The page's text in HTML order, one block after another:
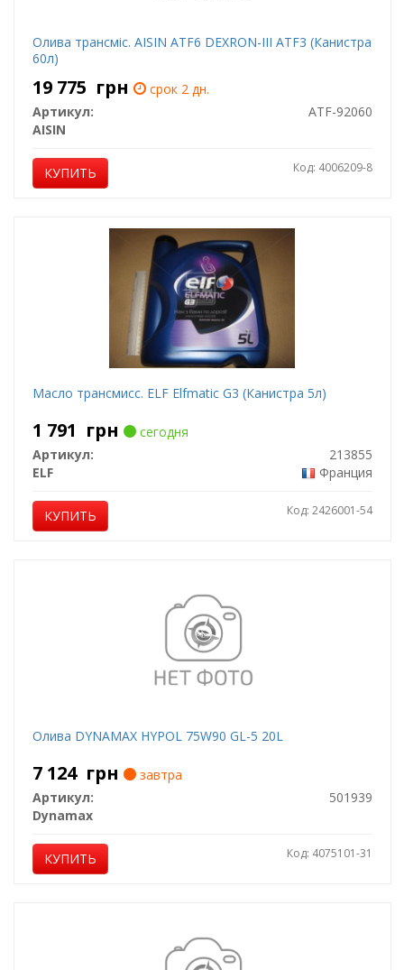
Олива трансміс. AISIN ATF6 DEXRON-III ATF3 (Канистра
60л)
19 775 грн
срок 2 дн.
Артикул:
ATF-92060
AISIN
КУПИТЬ Код: 4006209-8
Масло трансмисс. ELF Elfmatic G3 (Канистра 5л)
1 791 грн
сегодня
Артикул:
213855
ELF
Франция
КУПИТЬ Код: 2426001-54
Олива DYNAMAX HYPOL 75W90 GL-5 20L
7 124 грн
завтра
Артикул:
501939
Dynamax
КУПИТЬ Код: 4075101-31